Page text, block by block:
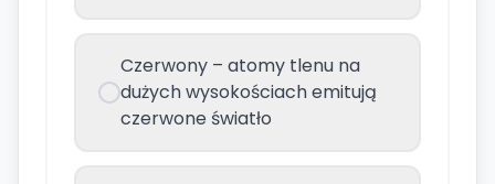
Czerwony – atomy tlenu na
dużych wysokościach emitują
czerwone światło